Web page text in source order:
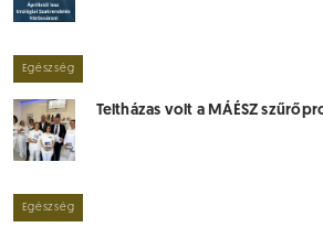
Egészség
Teltházas volt a MÁÉSZ
Egészség